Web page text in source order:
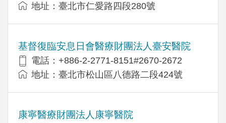
地址：臺北市仁愛路四段280號
基督復臨安息日會醫療財團法人臺安醫院
電話：+886-2-2771-8151#2670-2672
地址：臺北市松山區八德路二段424號
康寧醫療財團法人康寧醫院